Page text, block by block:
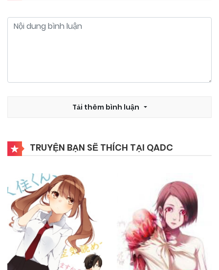
Tải thêm bình luận
TRUYỆN BẠN SẼ THÍCH TẠI QADC